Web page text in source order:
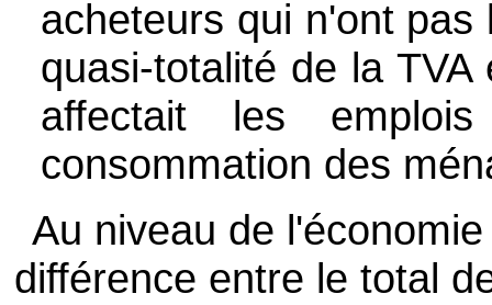
acheteurs qui n'ont
quasi-totalité de la
affectait les
consommation des
Au niveau de
différence entre le total